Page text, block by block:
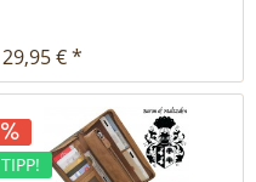
29,95 € *
TIPP!